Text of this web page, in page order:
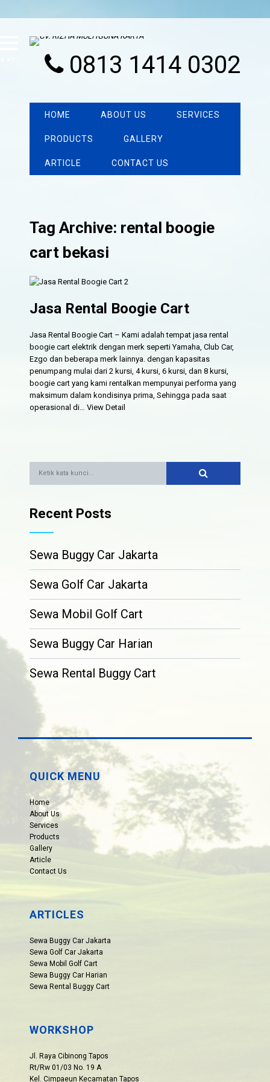
0813 1414 0302
HOME ABOUT US SERVICES
PRODUCTS GALLERY
ARTICLE CONTACT US
Tag Archive: rental boogie
cart bekasi
Jasa Rental Boogie Cart
Jasa Rental Boogie Cart – Kami adalah tempat jasa rental
boogie cart elektrik dengan merk seperti Yamaha, Club Car,
Ezgo dan beberapa merk lainnya. dengan kapasitas
penumpang mulai dari 2 kursi, 4 kursi, 6 kursi, dan 8 kursi,
boogie cart yang kami rentalkan mempunyai performa yang
maksimum dalam kondisinya prima, Sehingga pada saat
operasional di…View Detail
Recent Posts
Sewa Buggy Car Jakarta
Sewa Golf Car Jakarta
Sewa Mobil Golf Cart
Sewa Buggy Car Harian
Sewa Rental Buggy Cart
QUICK MENU
Home
About Us
Services
Products
Gallery
Article
Contact Us
ARTICLES
Sewa Buggy Car Jakarta
Sewa Golf Car Jakarta
Sewa Mobil Golf Cart
Sewa Buggy Car Harian
Sewa Rental Buggy Cart
WORKSHOP
Jl. Raya Cibinong Tapos
Rt/Rw 01/03 No. 19 A
Kel. Cimpaeun Kecamatan Tapos